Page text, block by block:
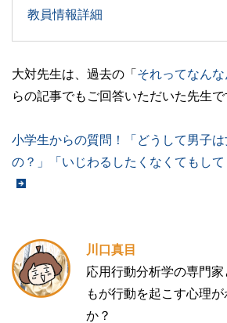
教員情報詳細
大対先生は、過去の「 それってなん
らの記事でもご回答いただいた先生で
小学生からの質問！「どうして男子
の？」「いじわるしたくなくてもして
川口真目
応用行動分析学の専門
もが行動を起こす心理
か？